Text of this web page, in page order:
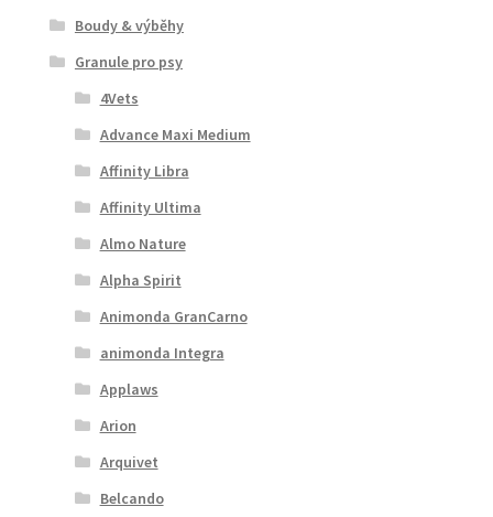
Boudy & výběhy
Granule pro psy
4Vets
Advance Maxi Medium
Affinity Libra
Affinity Ultima
Almo Nature
Alpha Spirit
Animonda GranCarno
animonda Integra
Applaws
Arion
Arquivet
Belcando